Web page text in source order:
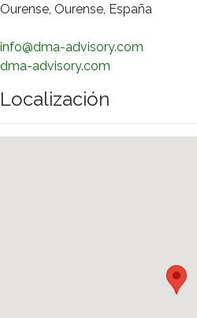
Ourense, Ourense, España
info@dma-advisory.com
dma-advisory.com
Localización